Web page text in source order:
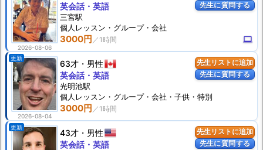
先生に質問する
2026-08-06
3000円 computer
英会話・英語
三宮駅
個人 レッスン ・グループ・会社
先生リストに追加
先生に質問する
更新
2026-08-04
63才 男性
3000円
英会話・英語
光明池駅
個人 レッスン ・グループ・会社・子供・特別
先生リストに追加
先生に質問する
更新
43才 男性
英会話・英語